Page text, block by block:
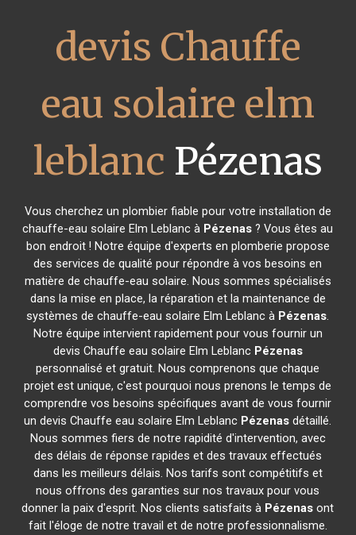
devis Chauffe
eau solaire elm
leblanc Pézenas
Vous cherchez un plombier fiable pour votre installation de
chauffe-eau solaire Elm Leblanc à Pézenas ? Vous êtes au
bon endroit ! Notre équipe d'experts en plomberie propose
des services de qualité pour répondre à vos besoins en
matière de chauffe-eau solaire. Nous sommes spécialisés
dans la mise en place, la réparation et la maintenance de
systèmes de chauffe-eau solaire Elm Leblanc à Pézenas.
Notre équipe intervient rapidement pour vous fournir un
devis Chauffe eau solaire Elm Leblanc Pézenas
personnalisé et gratuit. Nous comprenons que chaque
projet est unique, c'est pourquoi nous prenons le temps de
comprendre vos besoins spécifiques avant de vous fournir
un devis Chauffe eau solaire Elm Leblanc Pézenas détaillé.
Nous sommes fiers de notre rapidité d'intervention, avec
des délais de réponse rapides et des travaux effectués
dans les meilleurs délais. Nos tarifs sont compétitifs et
nous offrons des garanties sur nos travaux pour vous
donner la paix d'esprit. Nos clients satisfaits à Pézenas ont
fait l'éloge de notre travail et de notre professionnalisme.